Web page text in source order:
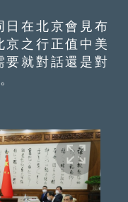
在北京會見布
京之行正值中美
要就對話還是對